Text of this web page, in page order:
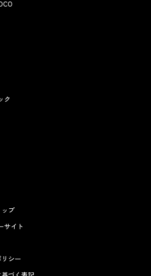
ク
プ
サイト
シー